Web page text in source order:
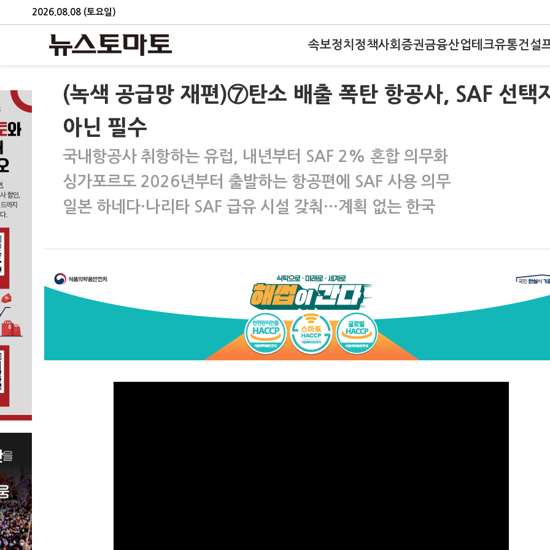
2026.08.08 (토요일)
속보정치 정책사회 증권금융산업테크유통건설
(녹색 공급망 재편)⑦탄소 배출 폭탄 항공사, SAF 선택
아닌 필수
국내항공사 취항하는 유럽, 내년부터 SAF 2% 혼합 의무화
싱가포르도 2026년부터 출발하는 항공편에 SAF 사용 의무
일본 하네다·나리타 SAF 급유 시설 갖춰…계획 없는 한국